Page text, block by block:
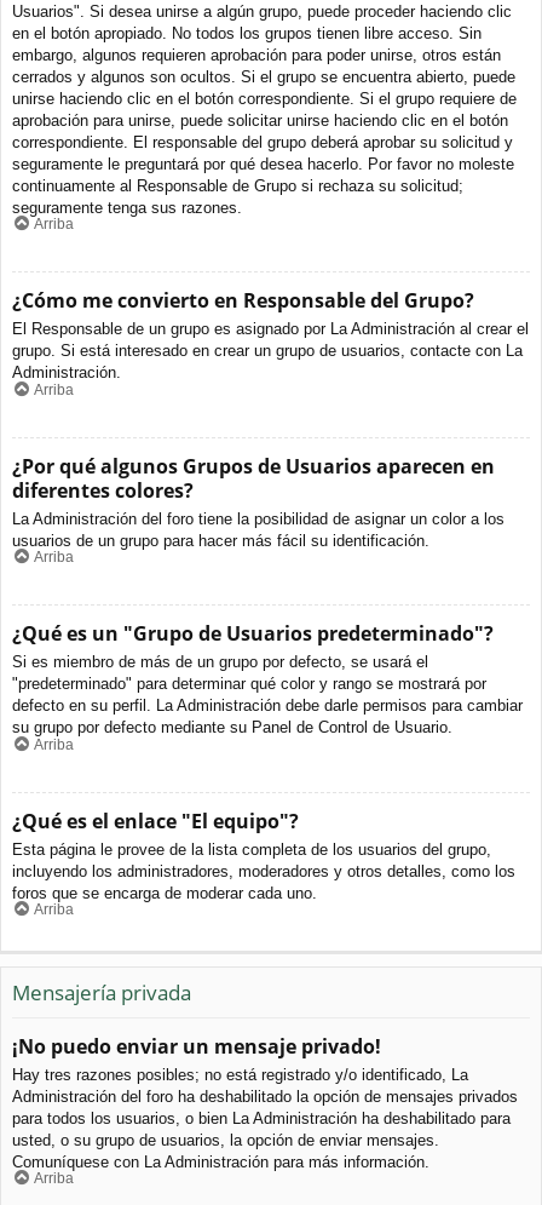
Usuarios". Si desea unirse a algún grupo, puede proceder haciendo clic
en el botón apropiado. No todos los grupos tienen libre acceso. Sin
embargo, algunos requieren aprobación para poder unirse, otros están
cerrados y algunos son ocultos. Si el grupo se encuentra abierto, puede
unirse haciendo clic en el botón correspondiente. Si el grupo requiere de
aprobación para unirse, puede solicitar unirse haciendo clic en el botón
correspondiente. El responsable del grupo deberá aprobar su solicitud y
seguramente le preguntará por qué desea hacerlo. Por favor no moleste
continuamente al Responsable de Grupo si rechaza su solicitud;
seguramente tenga sus razones.
Arriba
¿Cómo me convierto en Responsable del Grupo?
El Responsable de un grupo es asignado por La Administración al crear el
grupo. Si está interesado en crear un grupo de usuarios, contacte con La
Administración.
Arriba
¿Por qué algunos Grupos de Usuarios aparecen en
diferentes colores?
La Administración del foro tiene la posibilidad de asignar un color a los
usuarios de un grupo para hacer más fácil su identificación.
Arriba
¿Qué es un "Grupo de Usuarios predeterminado"?
Si es miembro de más de un grupo por defecto, se usará el
"predeterminado" para determinar qué color y rango se mostrará por
defecto en su perfil. La Administración debe darle permisos para cambiar
su grupo por defecto mediante su Panel de Control de Usuario.
Arriba
¿Qué es el enlace "El equipo"?
Esta página le provee de la lista completa de los usuarios del grupo,
incluyendo los administradores, moderadores y otros detalles, como los
foros que se encarga de moderar cada uno.
Arriba
Mensajería privada
¡No puedo enviar un mensaje privado!
Hay tres razones posibles; no está registrado y/o identificado, La
Administración del foro ha deshabilitado la opción de mensajes privados
para todos los usuarios, o bien La Administración ha deshabilitado para
usted, o su grupo de usuarios, la opción de enviar mensajes.
Comuníquese con La Administración para más información.
Arriba